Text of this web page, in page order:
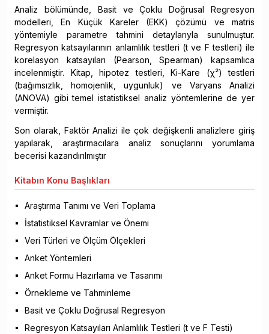
Analiz bölümünde, Basit ve Çoklu Doğrusal Regresyon
modelleri, En Küçük Kareler (EKK) çözümü ve matris
yöntemiyle parametre tahmini detaylarıyla sunulmuştur.
Regresyon katsayılarının anlamlılık testleri (t ve F testleri) ile
korelasyon katsayıları (Pearson, Spearman) kapsamlıca
incelenmiştir. Kitap, hipotez testleri, Ki-Kare (χ²) testleri
(bağımsızlık, homojenlik, uygunluk) ve Varyans Analizi
(ANOVA) gibi temel istatistiksel analiz yöntemlerine de yer
vermiştir.
Son olarak, Faktör Analizi ile çok değişkenli analizlere giriş
yapılarak, araştırmacılara analiz sonuçlarını yorumlama
becerisi kazandırılmıştır
Kitabın Konu Başlıkları
Araştırma Tanımı ve Veri Toplama
İstatistiksel Kavramlar ve Önemi
Veri Türleri ve Ölçüm Ölçekleri
Anket Yöntemleri
Anket Formu Hazırlama ve Tasarımı
Örnekleme ve Tahminleme
Basit ve Çoklu Doğrusal Regresyon
Regresyon Katsayıları Anlamlılık Testleri (t ve F Testi)